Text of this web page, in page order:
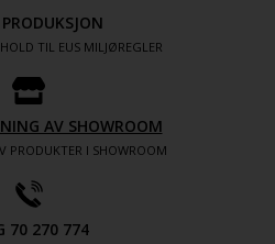
TIL EUS MILJØREGLER
AV SHOWROOM
PRODUKTER I SHOWROOM
70 270 774